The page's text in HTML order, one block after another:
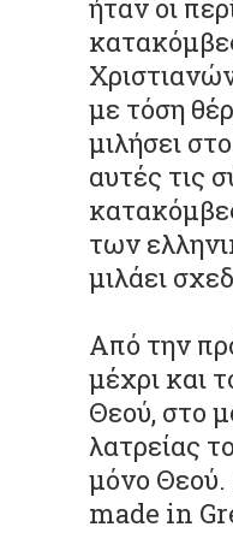
ήταν οι
με τόση
μιλήσει
αυτές τις
των
μιλάει
Από την
μέχρι και
Θεού, στο
λατρείας
μόνο Θεού.
made in